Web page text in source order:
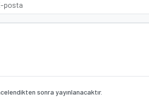
sonra yayınlanacaktır.